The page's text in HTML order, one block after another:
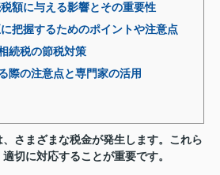
税額に与える影響とその重要性
に把握するためのポイントや注意点
続税の節税対策
際の注意点と専門家の活用
さまざまな税金が発生します。これら
切に対応することが重要です。